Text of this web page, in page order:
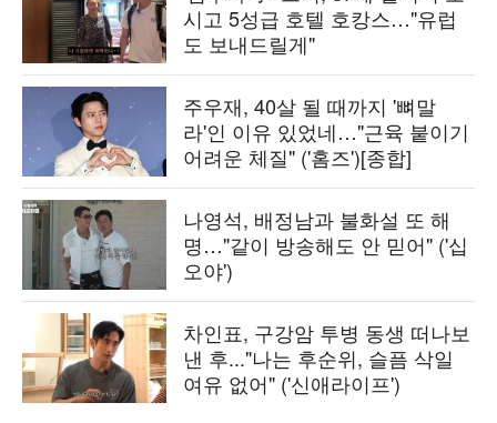
시고 5성급 호텔 호캉스…"유럽
도 보내드릴게"
주우재, 40살 될 때까지 '뼈말
라'인 이유 있었네…"근육 붙이기
어려운 체질" ('홈즈')[종합]
나영석, 배정남과 불화설 또 해
명…"같이 방송해도 안 믿어" ('십
오야')
차인표, 구강암 투병 동생 떠나보
낸 후..."나는 후순위, 슬픔 삭일
여유 없어" ('신애라이프')